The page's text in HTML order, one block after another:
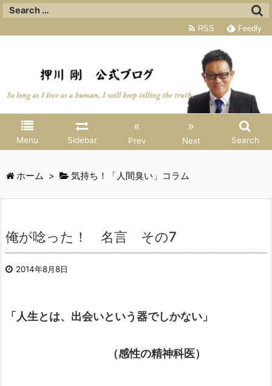
Menu Sidebar
«
Prev
»
Next Search
RSS Feedly
ホーム > 気持ち！「人間臭い」コラム
俺が唸った！ 名言 その7
2014年8月8日
「人生とは、出会いという器でしかない」
（感性の精神科医）